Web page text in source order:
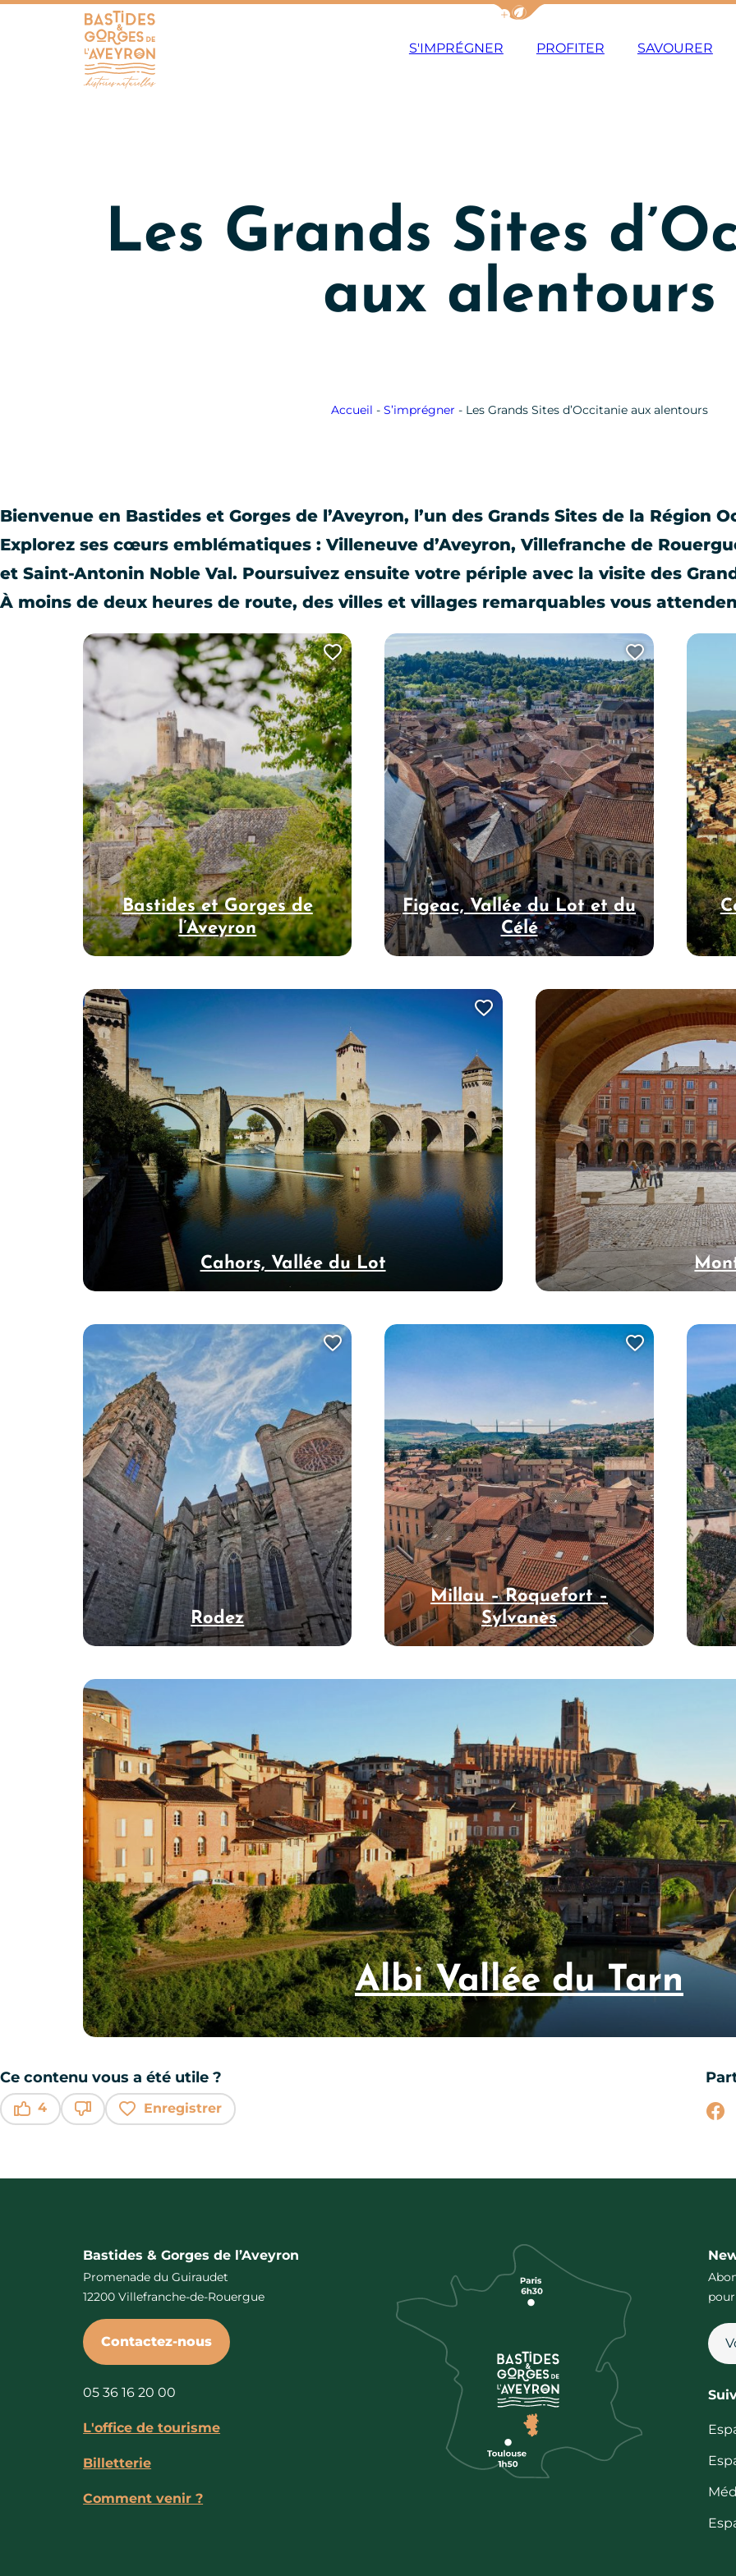
Afficher la barre de navigation du
S'IMPRÉGNER PROFITER SAVOURER
Les Grands Sites
aux alentours
Accueil - S’imprégner - Les Grands Sites d’Occitanie aux alentours
Bienvenue en Bastides et Gorges de l’Aveyron, l’un des Grands Sites de la Région
Explorez ses cœurs emblématiques : Villeneuve d’Aveyron, Villefranche de
et Saint-Antonin Noble Val. Poursuivez ensuite votre périple avec la visite des
À moins de deux heures de route, des villes et villages remarquables vous
Bastides et Gorges de
l’Aveyron
Ajouter cette page au carnet de voyage ?
Figeac, Vallée du Lot et du
Célé
Ajouter
Cahors, Vallée du Lot
Ajouter cette page au
Rodez
Ajouter cette page au carnet de voyage ?
Millau – Roquefort –
Sylvanès
Ajouter
Albi Vallée du Tarn
Ce contenu vous a été utile ?
4
Enregistrer
Bastides & Gorges de l’Aveyron
Promenade du Guiraudet
12200 Villefranche-de-Rouergue
Contactez-nous
05 36 16 20 00
L'office de tourisme
Billetterie
Comment venir ?